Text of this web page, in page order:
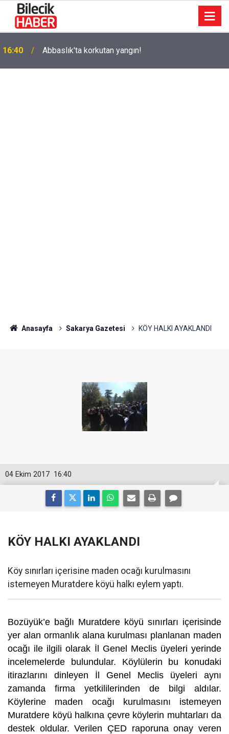
16:40 Abbaslık'ta korkutan yangın!
Anasayfa Sakarya Gazetesi KÖY HALKI AYAKLANDI
16:40
04 Ekim 2017
KÖY HALKI AYAKLANDI
Köy sınırları içerisine maden ocağı kurulmasını
istemeyen Muratdere köyü halkı eylem yaptı.
Bozüyük’e bağlı Muratdere köyü sınırları içerisinde
yer alan ormanlık alana kurulması planlanan maden
ocağı ile ilgili olarak İl Genel Meclis üyeleri yerinde
incelemelerde bulundular. Köylülerin bu konudaki
itirazlarını dinleyen İl Genel Meclis üyeleri aynı
zamanda firma yetkililerinden de bilgi aldılar.
Köylerine maden ocağı kurulmasını istemeyen
Muratdere köyü halkına çevre köylerin muhtarları da
destek oldular. Verilen ÇED raporuna onay veren